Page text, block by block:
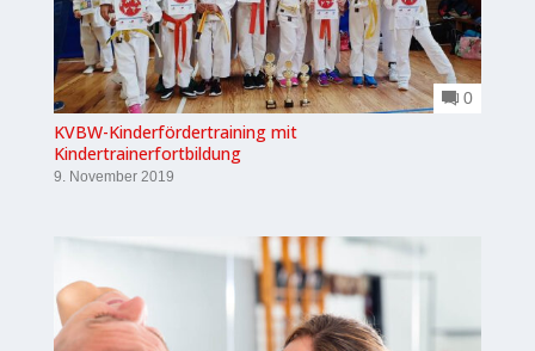
0
KVBW-Kinderfördertraining mit
Kindertrainerfortbildung
9. November 2019